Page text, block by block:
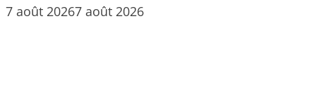
7 août 20267 août 2026